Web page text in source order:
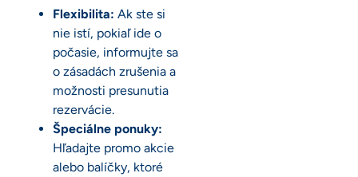
Flexibilita: Ak ste si
nie istí, pokiaľ ide o
počasie, informujte sa
o zásadách zrušenia a
možnosti presunutia
rezervácie.
Špeciálne ponuky:
Hľadajte promo akcie
alebo balíčky, ktoré